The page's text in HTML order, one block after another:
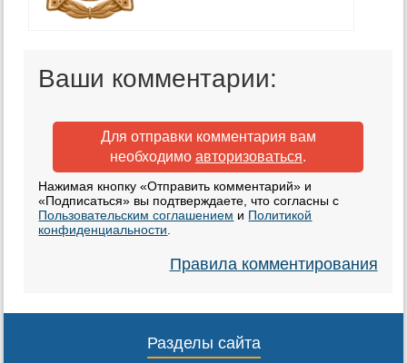
Ваши комментарии:
Для отправки комментария вам
необходимо авторизоваться.
Нажимая кнопку «Отправить комментарий» и
«Подписаться» вы подтверждаете, что согласны с
Пользовательским соглашением и Политикой
конфиденциальности
Правила комментирования
Разделы сайта